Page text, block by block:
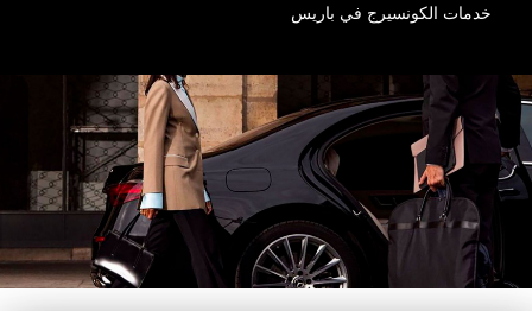
خدمات الكونسيرج في باريس